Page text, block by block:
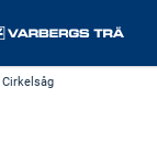
Cirkelsåg